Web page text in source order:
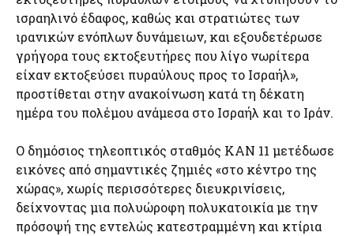
ισραηλινό έδαφος, καθώς και στρατιώτες των
ιρανικών ενόπλων δυνάμειων, και εξουδετέρωσε
γρήγορα τους εκτοξευτήρες που λίγο νωρίτερα
είχαν εκτοξεύσει πυραύλους προς το Ισραήλ»,
προστίθεται στην ανακοίνωση κατά τη δέκατη
ημέρα του πολέμου ανάμεσα στο Ισραήλ και το Ιράν.
Ο δημόσιος τηλεοπτικός σταθμός KAN 11 μετέδωσε
εικόνες από σημαντικές ζημιές «στο κέντρο της
χώρας», χωρίς περισσότερες διευκρινίσεις,
δείχνοντας μια πολυώροφη πολυκατοικία με την
πρόσοψή της εντελώς κατεστραμμένη και κτίρια